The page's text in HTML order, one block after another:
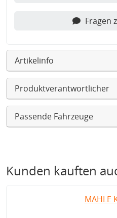
Fragen
Artikelinfo
Produktverantwortlicher
Passende Fahrzeuge
Kunden kauften
MAHLE